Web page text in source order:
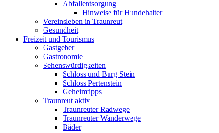
Abfallentsorgung
Hinweise für Hundehalter
Vereinsleben in Traunreut
Gesundheit
Freizeit und Tourismus
Gastgeber
Gastronomie
Sehenswürdigkeiten
Schloss und Burg Stein
Schloss Pertenstein
Geheimtipps
Traunreut aktiv
Traunreuter Radwege
Traunreuter Wanderwege
Bäder